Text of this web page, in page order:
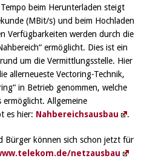
beim Herunterladen steigt
(MBit/s) und beim Hochladen
Verfügbarkeiten werden durch die
ermöglicht. Dies ist ein
um die Vermittlungsstelle. Hier
allerneueste Vectoring-Technik,
in Betrieb genommen, welche
Allgemeine
es hier: Nahbereichsausbau .
Bürger können sich schon jetzt für
netzausbau